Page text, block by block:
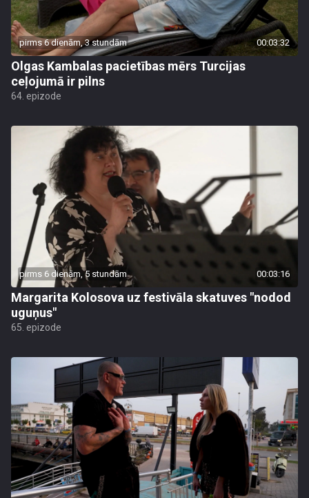
pirms 6 dienām, 3 stundām 00:03:32
Olgas Kambalas pacietības mērs Turcijas
ceļojumā ir pilns
64. epizode
pirms 6 dienām, 5 stundām 00:03:16
Margarita Kolosova uz festivāla skatuves "nodod
uguņus"
65. epizode